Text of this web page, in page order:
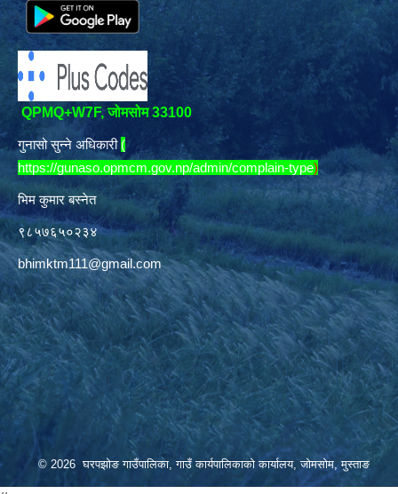
QPMQ+W7F, जोमसोम 33100
गुनासो सुन्ने अधिकारी (
https://gunaso.opmcm.gov.np/admin/complain-type)
भिम कुमार बस्नेत
९८५७६५०२३४
bhimktm111@gmail.com
© 2026 घरपझोङ गाउँपालिका, गाउँ कार्यपालिकाको कार्यालय, जोमसोम, मुस्ताङ